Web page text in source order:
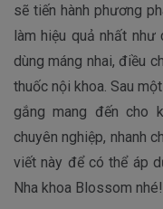
sẽ tiến hành phương
làm hiệu quả nhất như
dùng máng nhai, điều
thuốc nội khoa. Sau
gắng mang đến cho
chuyên nghiệp, nhanh
viết này để có thể áp
Nha khoa Blossom nhé!